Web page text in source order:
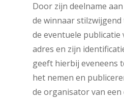
Door zijn deelname
de winnaar
de eventuele publicatie
adres en zijn
geeft hierbij eveneens
het nemen en
de organisator van een